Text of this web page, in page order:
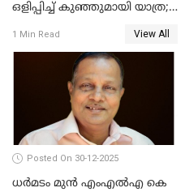
ഒളിപ്പിച്ച് കുഞ്ഞുമായി യാത്ര;
പിടികൂടി പൊലീസ്
1 Min Read View All
Posted On 30-12-2025
ധർമടം മുൻ എംഎല്‍എ കെ